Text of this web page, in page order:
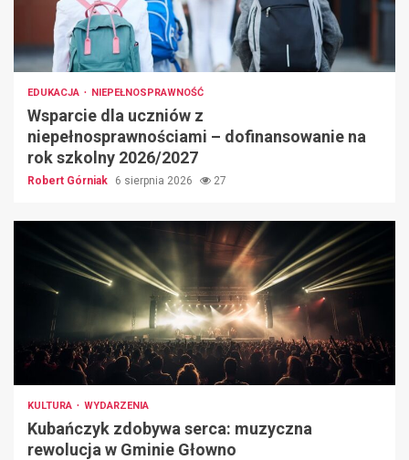
EDUKACJA NIEPEŁNOSPRAWNOŚĆ
Wsparcie dla uczniów z
niepełnosprawnościami – dofinansowanie na
rok szkolny 2026/2027
Robert Górniak 6 sierpnia 2026 27
KULTURA WYDARZENIA
Kubańczyk zdobywa serca: muzyczna
rewolucja w Gminie Głowno